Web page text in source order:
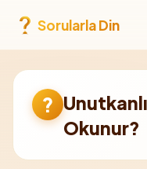
Sorularla Din
?
Okunur?